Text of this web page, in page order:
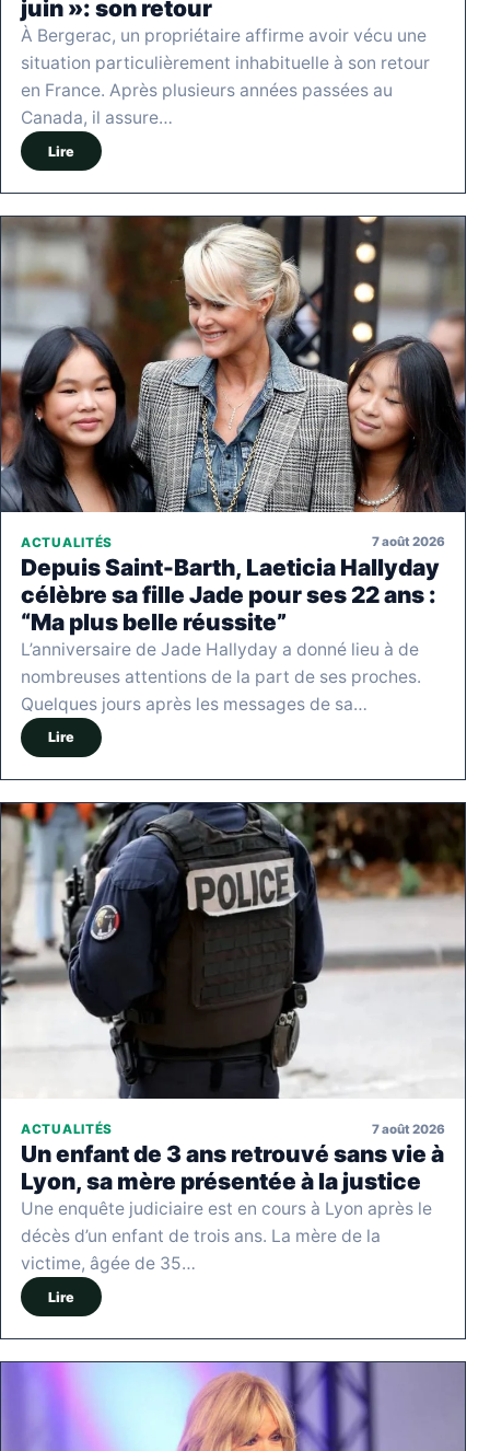
juin »: son retour
À Bergerac, un propriétaire affirme avoir vécu une
situation particulièrement inhabituelle à son retour
en France. Après plusieurs années passées au
Canada, il assure…
Lire
ACTUALITÉS 7 août 2026
Depuis Saint-Barth, Laeticia Hallyday
célèbre sa fille Jade pour ses 22 ans :
“Ma plus belle réussite”
L’anniversaire de Jade Hallyday a donné lieu à de
nombreuses attentions de la part de ses proches.
Quelques jours après les messages de sa…
Lire
ACTUALITÉS 7 août 2026
Un enfant de 3 ans retrouvé sans vie à
Lyon, sa mère présentée à la justice
Une enquête judiciaire est en cours à Lyon après le
décès d’un enfant de trois ans. La mère de la
victime, âgée de 35…
Lire